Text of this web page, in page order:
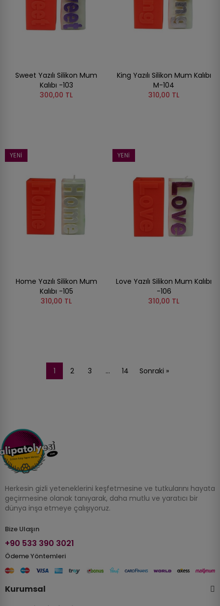
Sweet Yazılı Silikon Mum
Kalıbı -103
300,00 TL
King Yazılı Silikon Mum Kalıbı
M-104
310,00 TL
YENI
Home Yazılı Silikon Mum
Kalıbı -105
310,00 TL
YENI
Love Yazılı Silikon Mum Kalıbı
-106
310,00 TL
1 2 3 … 14 Sonraki »
Herkesin gizli yeteneklerini keşfetmesine ve tutkularını hayata
geçirmesine olanak tanıyarak, daha mutlu ve yaratıcı bir
dünya inşa etmeye çalışıyoruz.
Bize Ulaşın
+90 533 390 3021
Ödeme Yöntemleri
Kurumsal